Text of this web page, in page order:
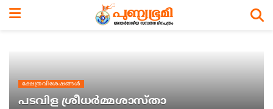
ക്ഷേത്രവിശേഷങ്ങള്‍
പടവിള ശ്രീധര്‍മ്മശാസ്താ